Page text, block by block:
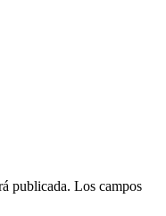
publicada. Los campos